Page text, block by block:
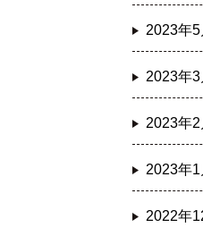
2023年5
2023年3
2023年2
2023年1
2022年